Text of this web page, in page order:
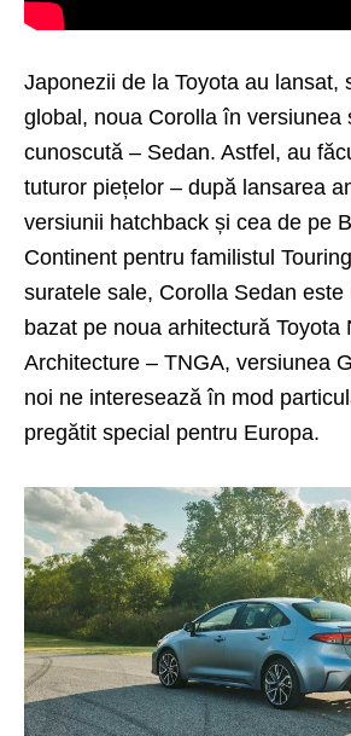
Japonezii de la Toyota au lansat,
global, noua Corolla în versiunea
cunoscută – Sedan. Astfel, au
tuturor piețelor – după lansarea
versiunii hatchback și cea de pe
Continent pentru familistul
suratele sale, Corolla Sedan este
bazat pe noua arhitectură Toyota
Architecture – TNGA, versiunea
noi ne interesează în mod
pregătit special pentru Europa.